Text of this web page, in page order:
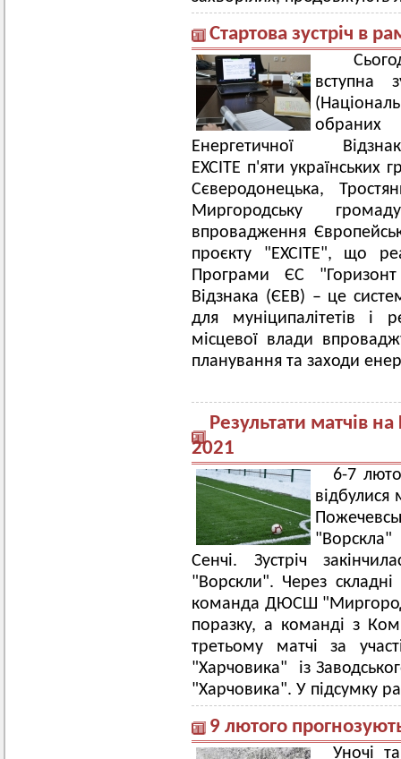
Стартова зустріч в
вступна
обраних
Енергетичної
EXCITE п'яти українських
Сєверодонецька,
Миргородську
впровадження
проєкту "EXCITE", що
Програми ЄС "Горизонт
Відзнака (ЄЕВ) – це
для муніципалітетів і
місцевої влади
планування та заходи
Результати матчів
2021
6-7
відбулися
Сенчі. Зустріч
"Ворскли". Через
команда ДЮСШ
поразку, а команді з
третьому матчі за
"Харчовика" із
"Харчовика". У підсумку
9 лютого
Уночі